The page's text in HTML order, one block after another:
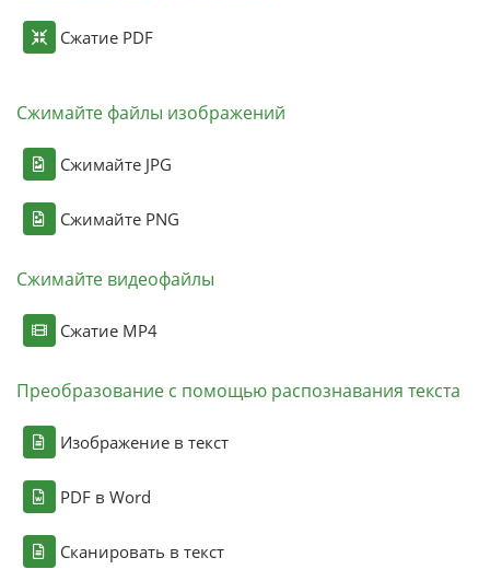
Сжатие PDF
Сжимайте файлы изображений
Сжимайте JPG
Сжимайте PNG
Сжимайте видеофайлы
Сжатие MP4
Преобразование с помощью распознавания текста
Изображение в текст
PDF в Word
Сканировать в текст